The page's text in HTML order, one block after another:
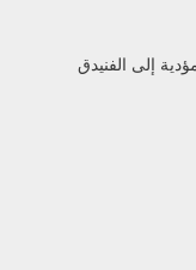
إلى الفنيدق